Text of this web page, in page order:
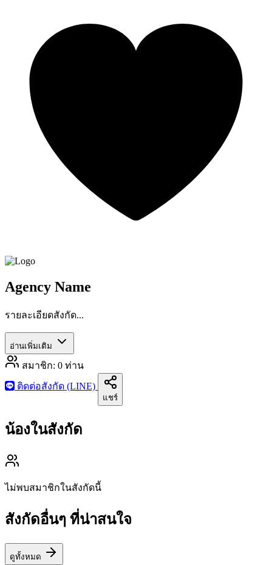
Agency Name
รายละเอียดสังกัด...
อ่านเพิ่มเติม
สมาชิก: 0 ท่าน
ติดต่อสังกัด (LINE)
แชร์
น้องในสังกัด
ไม่พบสมาชิกในสังกัดนี้
สังกัดอื่นๆ ที่น่าสนใจ
ดูทั้งหมด